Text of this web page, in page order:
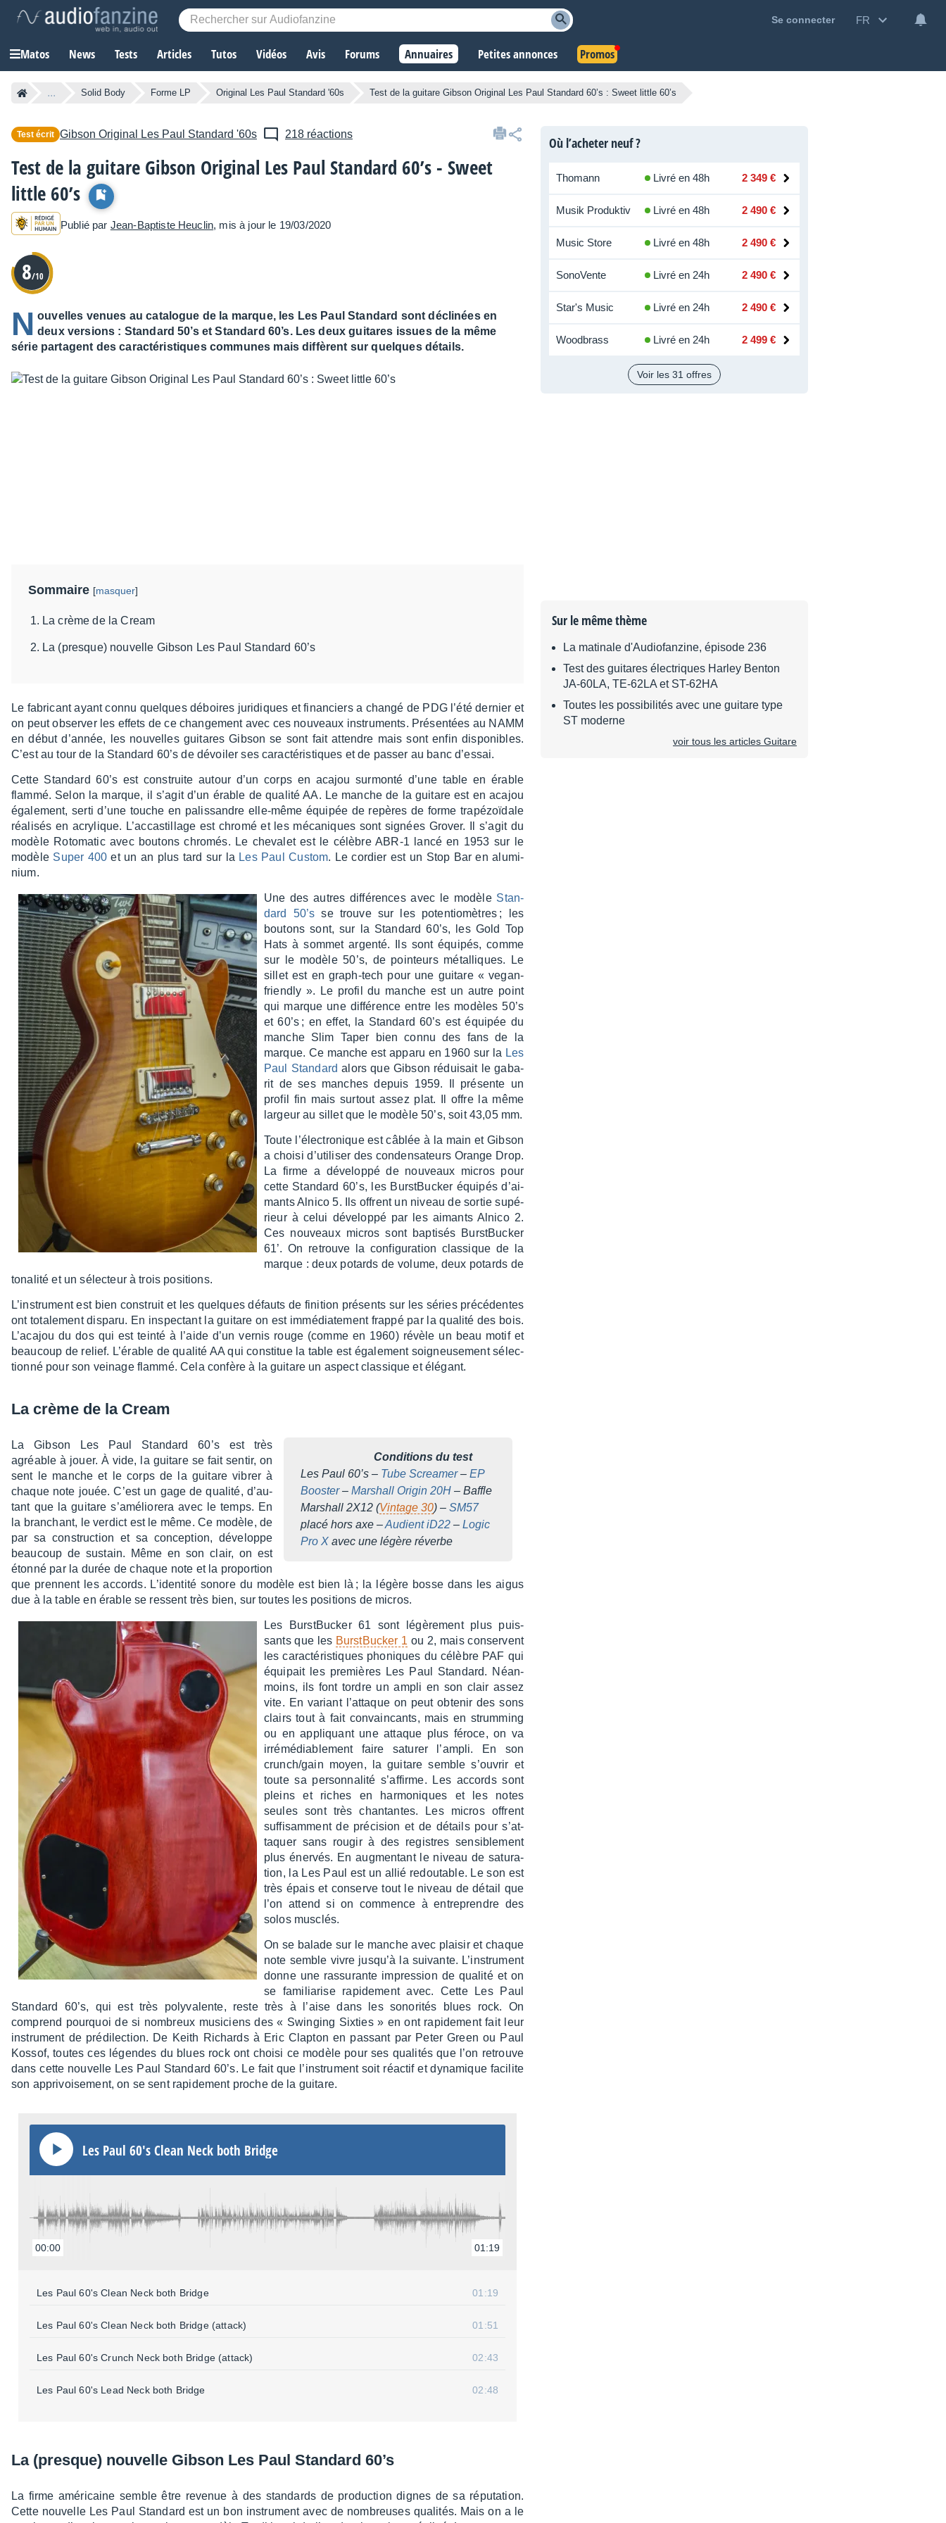
Se connecter FR
Matos News Tests Articles Tutos Vidéos Avis Forums Annuaires Petites annonces Promos
... Solid Body Forme LP Original Les Paul Standard '60s Test de la guitare Gibson Original Les Paul Standard 60’s : Sweet little 60’s
Test écrit Gibson Original Les Paul Standard '60s 218 réactions
Test de la guitare Gibson Original Les Paul Standard 60’s - Sweet
little 60’s
Publié par Jean-Baptiste Heuclin, mis à jour le 19/03/2020
8/10
N ouvelles venues au catalogue de la marque, les Les Paul Standard sont déclinées en
deux versions : Standard 50’s et Standard 60’s. Les deux guitares issues de la même
série partagent des caractéristiques communes mais diffèrent sur quelques détails.
Sommaire [masquer]
La crème de la Cream
La (presque) nouvelle Gibson Les Paul Standard 60’s
Le fabri­cant ayant connu quelques déboires juri­diques et finan­ciers a changé de PDG l’été dernier et
on peut obser­ver les effets de ce chan­ge­ment avec ces nouveaux instru­ments. Présen­tées au NAMM
en début d’an­née, les nouvelles guitares Gibson se sont fait attendre mais sont enfin dispo­nibles.
C’est au tour de la Stan­dard 60’s de dévoi­ler ses carac­té­ris­tiques et de passer au banc d’es­sai.
Cette Stan­dard 60’s est construite autour d’un corps en acajou surmonté d’une table en érable
flammé. Selon la marque, il s’agit d’un érable de qualité AA. Le manche de la guitare est en acajou
égale­ment, serti d’une touche en palis­sandre elle-même équi­pée de repères de forme trapé­zoï­dale
réali­sés en acry­lique. L’ac­cas­tillage est chromé et les méca­niques sont signées Grover. Il s’agit du
modèle Roto­ma­tic avec boutons chro­més. Le cheva­let est le célèbre ABR-1 lancé en 1953 sur le
modèle Super 400 et un an plus tard sur la Les Paul Custom. Le cordier est un Stop Bar en alumi­
nium.
Une des autres diffé­rences avec le modèle Stan­
dard 50’s se trouve sur les poten­tio­mètres ; les
boutons sont, sur la Stan­dard 60’s, les Gold Top
Hats à sommet argenté. Ils sont équi­pés, comme
sur le modèle 50’s, de poin­teurs métal­liques. Le
sillet est en graph-tech pour une guitare « vegan-
friendly ». Le profil du manche est un autre point
qui marque une diffé­rence entre les modèles 50’s
et 60’s ; en effet, la Stan­dard 60’s est équi­pée du
manche Slim Taper bien connu des fans de la
marque. Ce manche est apparu en 1960 sur la Les
Paul Stan­dard alors que Gibson rédui­sait le gaba­
rit de ses manches depuis 1959. Il présente un
profil fin mais surtout assez plat. Il offre la même
largeur au sillet que le modèle 50’s, soit 43,05 mm.
Toute l’élec­tro­nique est câblée à la main et Gibson
a choisi d’uti­li­ser des conden­sa­teurs Orange Drop.
La firme a déve­loppé de nouveaux micros pour
cette Stan­dard 60’s, les Burst­Bu­cker équi­pés d’ai­
mants Alnico 5. Ils offrent un niveau de sortie supé­
rieur à celui déve­loppé par les aimants Alnico 2.
Ces nouveaux micros sont bapti­sés Burst­Bu­cker
61’. On retrouve la confi­gu­ra­tion clas­sique de la
marque : deux potards de volume, deux potards de
tona­lité et un sélec­teur à trois posi­tions.
L’ins­tru­ment est bien construit et les quelques défauts de fini­tion présents sur les séries précé­dentes
ont tota­le­ment disparu. En inspec­tant la guitare on est immé­dia­te­ment frappé par la qualité des bois.
L’acajou du dos qui est teinté à l’aide d’un vernis rouge (comme en 1960) révèle un beau motif et
beau­coup de relief. L’érable de qualité AA qui consti­tue la table est égale­ment soigneu­se­ment sélec­
tionné pour son veinage flammé. Cela confère à la guitare un aspect clas­sique et élégant.
La crème de la Cream
Condi­tions du test
Les Paul 60’s – Tube Screa­mer–EP
Boos­ter–Marshall Origin 20H – Baffle
Marshall 2X12 (Vintage 30) –SM57
placé hors axe –Audient iD22 –Logic
Pro X avec une légère réverbe
La Gibson Les Paul Stan­dard 60’s est très
agréable à jouer. À vide, la guitare se fait sentir, on
sent le manche et le corps de la guitare vibrer à
chaque note jouée. C’est un gage de qualité, d’au­
tant que la guitare s’amé­lio­rera avec le temps. En
la bran­chant, le verdict est le même. Ce modèle, de
par sa construc­tion et sa concep­tion, déve­loppe
beau­coup de sustain. Même en son clair, on est
étonné par la durée de chaque note et la propor­tion
que prennent les accords. L’iden­tité sonore du modèle est bien là ; la légère bosse dans les aigus
due à la table en érable se ressent très bien, sur toutes les posi­tions de micros.
Les Burst­Bu­cker 61 sont légè­re­ment plus puis­
sants que les Burst­Bu­cker 1 ou 2, mais conservent
les carac­té­ris­tiques phoniques du célèbre PAF qui
équi­pait les premières Les Paul Stan­dard. Néan­
moins, ils font tordre un ampli en son clair assez
vite. En variant l’at­taque on peut obte­nir des sons
clairs tout à fait convain­cants, mais en strum­ming
ou en appliquant une attaque plus féroce, on va
irré­mé­dia­ble­ment faire satu­rer l’am­pli. En son
crunch/gain moyen, la guitare semble s’ou­vrir et
toute sa person­na­lité s’af­firme. Les accords sont
pleins et riches en harmo­niques et les notes
seules sont très chan­tantes. Les micros offrent
suffi­sam­ment de préci­sion et de détails pour s’at­
taquer sans rougir à des registres sensi­ble­ment
plus éner­vés. En augmen­tant le niveau de satu­ra­
tion, la Les Paul est un allié redou­table. Le son est
très épais et conserve tout le niveau de détail que
l’on attend si on commence à entre­prendre des
solos musclés.
On se balade sur le manche avec plai­sir et chaque
note semble vivre jusqu’à la suivante. L’ins­tru­ment
donne une rassu­rante impres­sion de qualité et on
se fami­lia­rise rapi­de­ment avec. Cette Les Paul
Stan­dard 60’s, qui est très poly­va­lente, reste très à l’aise dans les sono­ri­tés blues rock. On
comprend pourquoi de si nombreux musi­ciens des « Swin­ging Sixties » en ont rapi­de­ment fait leur
instru­ment de prédi­lec­tion. De Keith Richards à Eric Clap­ton en passant par Peter Green ou Paul
Kossof, toutes ces légendes du blues rock ont choisi ce modèle pour ses quali­tés que l’on retrouve
dans cette nouvelle Les Paul Stan­dard 60’s. Le fait que l’ins­tru­ment soit réac­tif et dyna­mique faci­lite
son appri­voi­se­ment, on se sent rapi­de­ment proche de la guitare.
Les Paul 60's Clean Neck both Bridge
00:00 01:19
Les Paul 60's Clean Neck both Bridge 01:19
Les Paul 60's Clean Neck both Bridge (attack) 01:51
Les Paul 60's Crunch Neck both Bridge (attack) 02:43
Les Paul 60's Lead Neck both Bridge 02:48
La (presque) nouvelle Gibson Les Paul Stan­dard 60’s
La firme améri­caine semble être reve­nue à des stan­dards de produc­tion dignes de sa répu­ta­tion.
Cette nouvelle Les Paul Stan­dard est un bon instru­ment avec de nombreuses quali­tés. Mais on a le
Où l’acheter neuf ?
Thomann Livré en 48h 2 349 €
Musik Produktiv Livré en 48h 2 490 €
Music Store Livré en 48h 2 490 €
SonoVente Livré en 24h 2 490 €
Star's Music Livré en 24h 2 490 €
Woodbrass Livré en 24h 2 499 €
Voir les 31 offres
Sur le même thème
La matinale d'Audiofanzine, épisode 236
Test des guitares électriques Harley Benton
JA-60LA, TE-62LA et ST-62HA
Toutes les possibilités avec une guitare type
ST moderne
voir tous les articles Guitare